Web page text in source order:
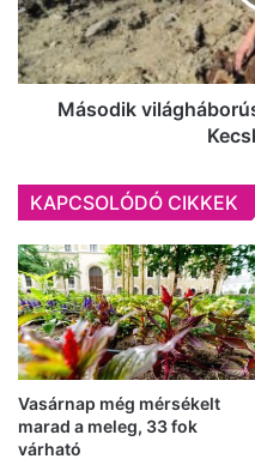
Második
KAPCSOLÓDÓ CIKKEK
Vasárnap még mérsékelt
marad a meleg, 33 fok
várható